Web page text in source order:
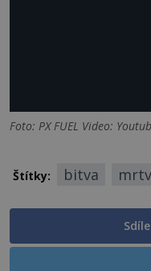
Foto: PX FUEL Video:
Štítky: bitva